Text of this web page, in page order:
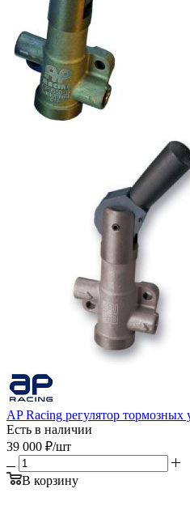
AP Racing регулятор
Есть в наличии
39 000 ₽/шт
В корзину